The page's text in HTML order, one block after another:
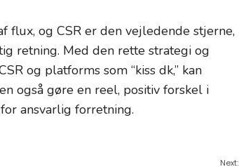
flux, og CSR er den vejledende stjerne,
retning. Med den rette strategi og
og platforms som “kiss dk,” kan
også gøre en reel, positiv forskel i
ansvarlig forretning.
Next: